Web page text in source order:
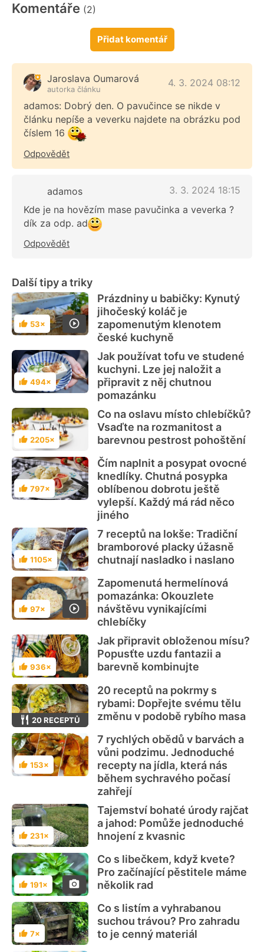
Komentáře (2)
Přidat komentář
Jaroslava Oumarová
autorka článku
4. 3. 2024 08:12
adamos: Dobrý den. O pavučince se nikde v
článku nepíše a veverku najdete na obrázku pod
číslem 16
Odpovědět
adamos
3. 3. 2024 18:15
Kde je na hovězím mase pavučinka a veverka ?
dík za odp. ad
Odpovědět
Další tipy a triky
Hodnocení
53×
Prázdniny u babičky: Kynutý
jihočeský koláč je
zapomenutým klenotem
české kuchyně
Hodnocení
494×
Jak používat tofu ve studené
kuchyni. Lze jej naložit a
připravit z něj chutnou
pomazánku
Hodnocení
2205×
Co na oslavu místo chlebíčků?
Vsaďte na rozmanitost a
barevnou pestrost pohoštění
Hodnocení
797×
Čím naplnit a posypat ovocné
knedlíky. Chutná posypka
oblíbenou dobrotu ještě
vylepší. Každý má rád něco
jiného
Hodnocení
1105×
7 receptů na lokše: Tradiční
bramborové placky úžasně
chutnají nasladko i naslano
Hodnocení
97×
Zapomenutá hermelínová
pomazánka: Okouzlete
návštěvu vynikajícími
chlebíčky
Hodnocení
936×
Jak připravit obloženou mísu?
Popusťte uzdu fantazii a
barevně kombinujte
20 RECEPTŮ
20 receptů na pokrmy s
rybami: Dopřejte svému tělu
změnu v podobě rybího masa
Hodnocení
153×
7 rychlých obědů v barvách a
vůni podzimu. Jednoduché
recepty na jídla, která nás
během sychravého počasí
zahřejí
Hodnocení
231×
Tajemství bohaté úrody rajčat
a jahod: Pomůže jednoduché
hnojení z kvasnic
Hodnocení
191×
Co s libečkem, když kvete?
Pro začínající pěstitele máme
několik rad
Hodnocení
7×
Co s listím a vyhrabanou
suchou trávou? Pro zahradu
to je cenný materiál